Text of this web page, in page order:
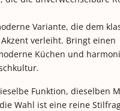
Variante, die dem
verleiht. Bringt einen
Küchen und
Funktion, dieselben
Wahl ist eine reine